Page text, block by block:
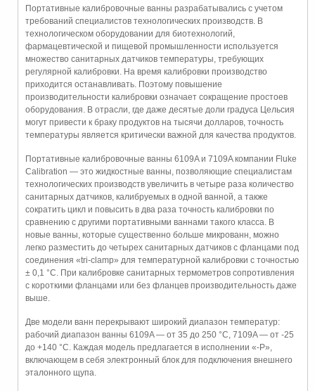
Портативные калибровочные ванны разрабатывались с учетом
требований специалистов технологических производств. В
технологическом оборудовании для биотехнологий,
фармацевтической и пищевой промышленности используется
множество санитарных датчиков температуры, требующих
регулярной калибровки. На время калибровки производство
приходится останавливать. Поэтому повышение
производительности калибровки означает сокращение простоев
оборудования. В отрасли, где даже десятые доли градуса Цельсия
могут привести к браку продуктов на тысячи долларов, точность
температуры является критически важной для качества продуктов.
Портативные калибровочные ванны 6109A и 7109A компании Fluke
Calibration — это жидкостные ванны, позволяющие специалистам
технологических производств увеличить в четыре раза количество
санитарных датчиков, калибруемых в одной ванной, а также
сократить цикл и повысить в два раза точность калибровки по
сравнению с другими портативными ваннами такого класса. В
новые ванны, которые существенно больше микрованн, можно
легко разместить до четырех санитарных датчиков с фланцами под
соединения «tri-clamp» для температурной калибровки с точностью
± 0,1 °C. При калибровке санитарных термометров сопротивления
с короткими фланцами или без фланцев производительность даже
выше.
Две модели ванн перекрывают широкий диапазон температур:
рабочий диапазон ванны 6109A — от 35 до 250 °C, 7109A — от -25
до +140 °C. Каждая модель предлагается в исполнении «-P»,
включающем в себя электронный блок для подключения внешнего
эталонного щупа.